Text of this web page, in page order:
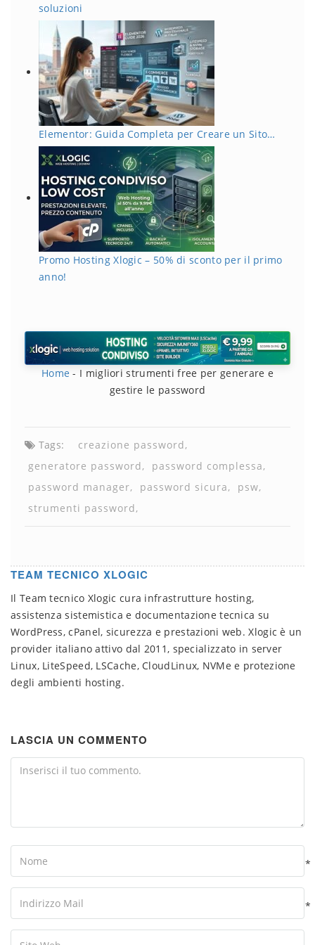
soluzioni
Elementor: Guida Completa per Creare un Sito…
Promo Hosting Xlogic – 50% di sconto per il primo
anno!
Home - I migliori strumenti free per generare e
gestire le password
Tags:
creazione password
generatore password
password complessa
password manager
password sicura
psw
strumenti password
TEAM TECNICO XLOGIC
Il Team tecnico Xlogic cura infrastrutture hosting,
assistenza sistemistica e documentazione tecnica su
WordPress, cPanel, sicurezza e prestazioni web. Xlogic è un
provider italiano attivo dal 2011, specializzato in server
Linux, LiteSpeed, LSCache, CloudLinux, NVMe e protezione
degli ambienti hosting.
LASCIA UN COMMENTO
Comment
*
Your
Email
*
Your